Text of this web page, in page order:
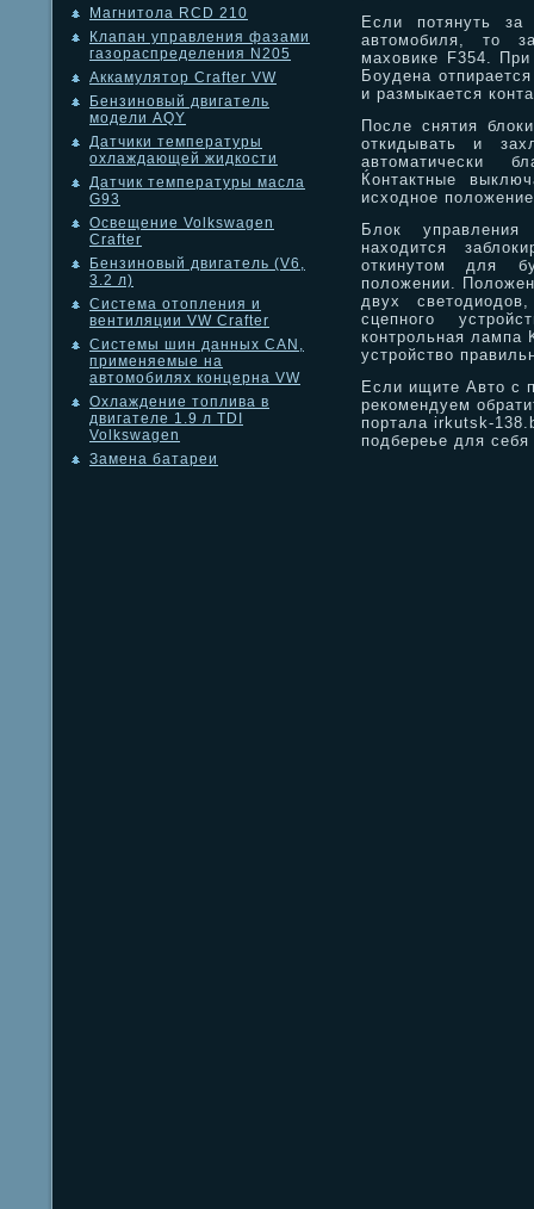
Магнитола RCD 210
Клапан управления фазами
газораспределения N205
Аккамулятор Crafter VW
Бензиновый двигатель
модели AQY
Датчики температуры
охлаждающей жидкости
Датчик температуры масла
G93
Освещение Volkswagen
Crafter
Бензиновый двигатель (V6,
3.2 л)
Система отопления и
вентиляции VW Crafter
Системы шин данных CAN,
применяемые на
автомобилях концерна VW
Охлаждение топлива в
двигателе 1.9 л TDI
Volkswagen
Замена батареи
Если потянуть за
автомобиля, то
маховике F354.
Боудена
и размыкается
После снятия
откидывать и
автоматически
Ќонтактные
исходное
Блок
находится
откинутом для
положении.
двух
сцепного
контрольная лампа
устройство
Если ищите Авто с
рекомендуем
портала irkutsk-
подбереье для